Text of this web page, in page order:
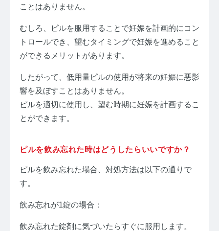
ことはありません。
むしろ、ピルを服用することで妊娠を計画的にコン
トロールでき、望むタイミングで妊娠を進めること
ができるメリットがあります。
したがって、低用量ピルの使用が将来の妊娠に悪影
響を及ぼすことはありません。
ピルを適切に使用し、望む時期に妊娠を計画するこ
とができます。
ピルを飲み忘れた時はどうしたらいいですか？
ピルを飲み忘れた場合、対処方法は以下の通りで
す。
飲み忘れが1錠の場合：
飲み忘れた錠剤に気づいたらすぐに服用します。